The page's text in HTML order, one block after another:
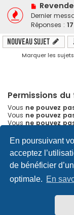
En poursuivant
acceptez
de bénéficier
optimale. En
Dernier
Réponses : 17
Nouveau sujet
Marquer les
Permissions du
Vous ne pouvez
Vous ne pouvez
Vous ne pouvez
Vousne pouvez
Accueil du forum